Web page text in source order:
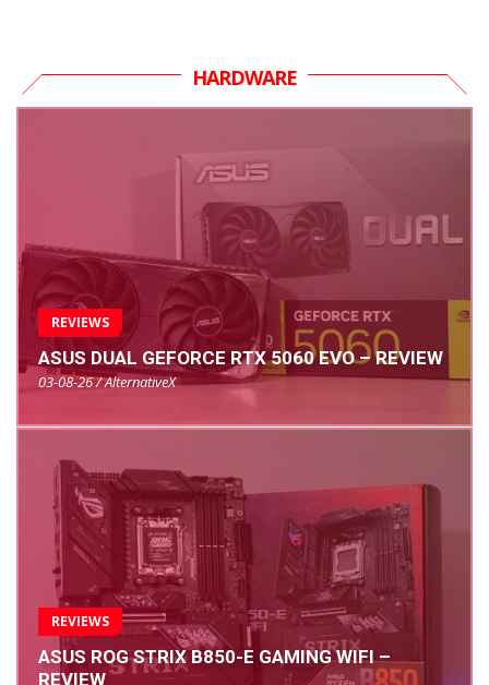
HARDWARE
REVIEWS
ASUS DUAL GEFORCE RTX 5060 EVO – REVIEW
03-08-26 / AlternativeX
REVIEWS
ASUS ROG STRIX B850-E GAMING WIFI –
REVIEW